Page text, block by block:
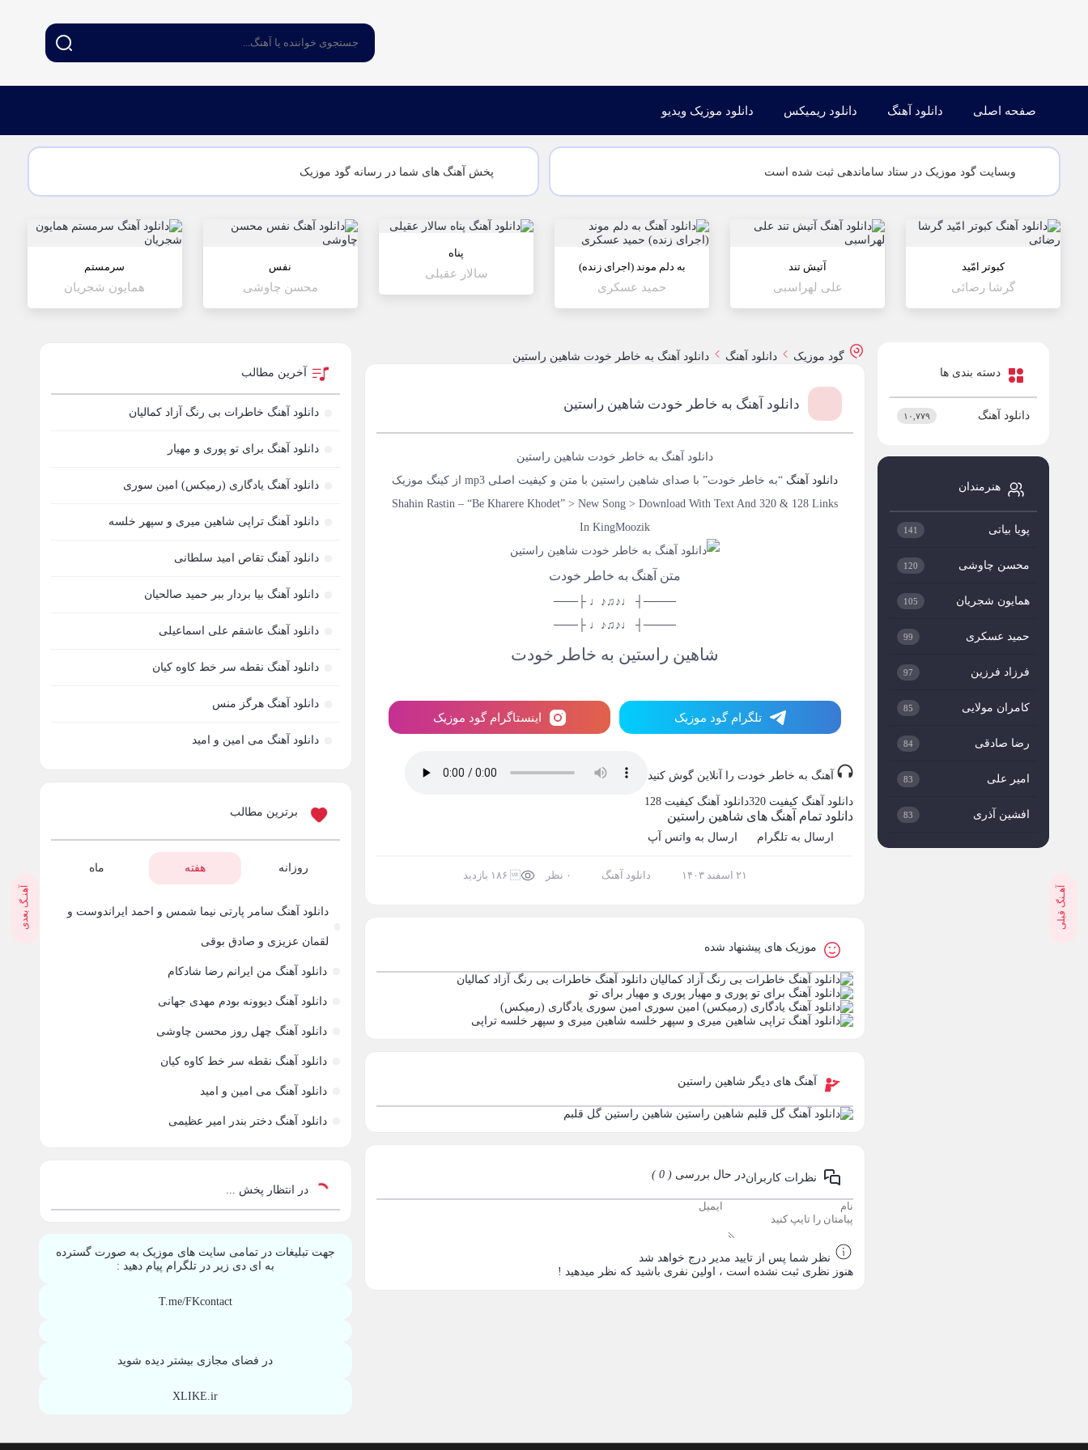
صفحه اصلی دانلود آهنگ دانلود ریمیکس دانلود موزیک ویدیو
وبسایت گود موزیک در ستاد ساماندهی ثبت شده است پخش آهنگ های شما در رسانه گود موزیک
کبوتر امّید
گرشا رضائی
آتیش تند
علی لهراسبی
به دلم موند (اجرای زنده)
حمید عسکری
پناه
سالار عقیلی نفس
محسن چاوشی
سرمستم
همایون شجریان
گود موزیک دانلود آهنگ دانلود آهنگ به خاطر خودت شاهین راستین
دانلود آهنگ به خاطر خودت شاهین راستین
دانلود آهنگ به خاطر خودت شاهین راستین
دانلود آهنگ “به خاطر خودت” با صدای شاهین راستین با متن و کیفیت اصلی mp3 از کینگ موزیک
Shahin Rastin – “Be Kharere Khodet” > New Song > Download With Text And 320 & 128 Links
In KingMoozik
متن آهنگ به خاطر خودت
────┤ ♩♪♫♪♩ ├───
────┤ ♩♪♫♪♩ ├───
شاهین راستین به خاطر خودت
تلگرام گود موزیک اینستاگرام گود موزیک
آهنگ به خاطر خودت را آنلاین گوش کنید
دانلود آهنگکیفیت 320 دانلود آهنگکیفیت 128
دانلود تمام آهنگ های شاهین راستین
ارسال به تلگرام ارسال به واتس آپ
۲۱ اسفند ۱۴۰۳ دانلود آهنگ ۰ نظر ۱۸۶ بازدید
آهنـگ بعدی آهـنگ قبلی
موزیک های پیشنهاد شده
دانلود آهنگ خاطرات بی رنگ آزاد کمالیان
پوری و مهیار برای تو
امین سوری یادگاری (رمیکس)
شاهین میری و سپهر خلسه تراپی
آهنگ های دیگر شاهین راستین
شاهین راستین گل قلبم
نظرات کاربراندر حال بررسی( 0 )
نظر شما پس از تایید مدیر درج خواهد شد
هنوز نظری ثبت نشده است ، اولین نفری باشید که نظر میدهید !
دسته بندی ها
دانلود آهنگ ۱۰,۷۷۹
هنرمندان
پویا بیاتی 141
محسن چاوشی 120
همایون شجریان 105
حمید عسکری 99
فرزاد فرزین 97
کامران مولایی 85
رضا صادقی 84
امیر علی 83
افشین آذری 83
میثم ابراهیمی 82
آخرین مطالب
دانلود آهنگ خاطرات بی رنگ آزاد کمالیان
دانلود آهنگ برای تو پوری و مهیار
دانلود آهنگ یادگاری (رمیکس) امین سوری
دانلود آهنگ تراپی شاهین میری و سپهر خلسه
دانلود آهنگ تقاص امید سلطانی
دانلود آهنگ بیا بردار ببر حمید صالحیان
دانلود آهنگ عاشقم علی اسماعیلی
دانلود آهنگ نقطه سر خط کاوه کیان
دانلود آهنگ هرگز منس
دانلود آهنگ می امین و امید
برترین مطالب
روزانه هفته ماه
دانلود آهنگ سامر پارتی نیما شمس و احمد ایراندوست و
لقمان عزیزی و صادق بوقی
دانلود آهنگ من ایرانم رضا شادکام
دانلود آهنگ دیوونه بودم مهدی جهانی
دانلود آهنگ چهل روز محسن چاوشی
دانلود آهنگ نقطه سر خط کاوه کیان
دانلود آهنگ می امین و امید
دانلود آهنگ دختر بندر امیر عظیمی
در انتظار پخش ...
جهت تبلیغات در تمامی سایت های موزیک به صورت گسترده
به ای دی زیر در تلگرام پیام دهید :
T.me/FKcontact
در فضای مجازی بیشتر دیده شوید
XLIKE.ir